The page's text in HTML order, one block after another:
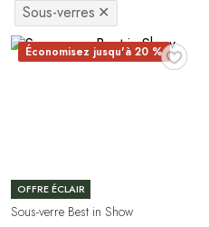
Sous-verres ✕
♥
Économisez jusqu'à 20 %
OFFRE ÉCLAIR
Sous-verre Best in Show